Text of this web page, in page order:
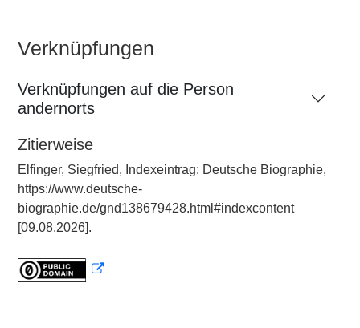
Verknüpfungen
Verknüpfungen auf die Person
andernorts
Zitierweise
Elfinger, Siegfried, Indexeintrag: Deutsche Biographie,
https://www.deutsche-
biographie.de/gnd138679428.html#indexcontent
[09.08.2026].